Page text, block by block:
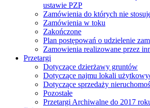
ustawie PZP
Zamówienia do których nie
Zamówienia w toku
Zakończone
Plan postępowań o udzielenie
Zamowienia realizowane przez
Przetargi
Dotyczące dzierżawy gruntów
Dotyczące najmu lokali
Dotyczące sprzedaży
Pozostałe
Przetargi Archiwalne do 2017